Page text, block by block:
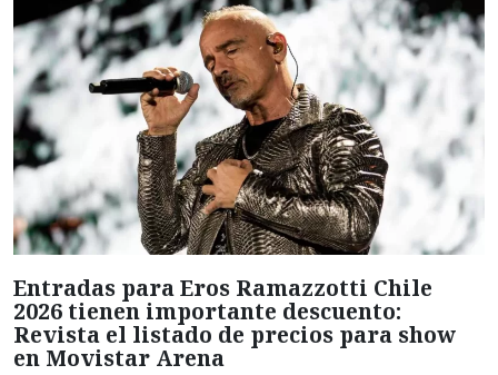
Entradas para Eros Ramazzotti Chile
2026 tienen importante descuento:
Revista el listado de precios para show
en Movistar Arena